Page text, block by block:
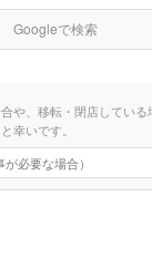
Googleで検索
や、移転・閉店してい
幸いです。